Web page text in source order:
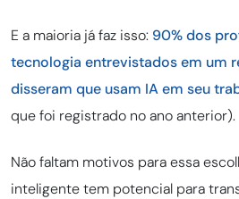
E a maioria já faz isso: 90% dos
tecnologia entrevistados em um
disseram que usam IA em seu
que foi registrado no ano anterior).
Não faltam motivos para essa
inteligente tem potencial para